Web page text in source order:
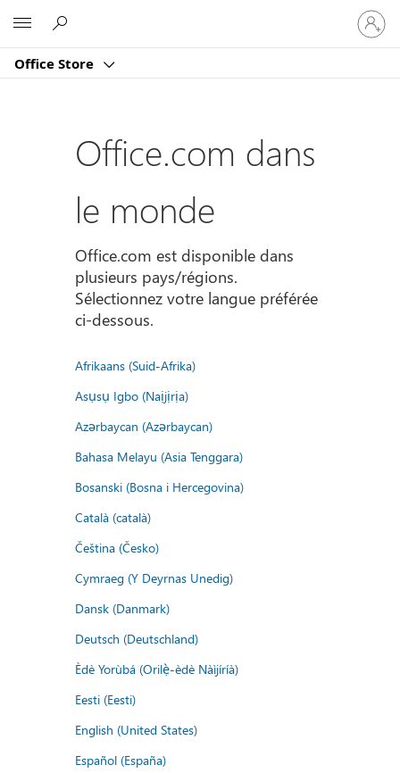
Office Store
vous
à
compte
Office.com dans
le monde
Office.com est disponible dans
plusieurs pays/régions.
Sélectionnez votre langue préférée
ci-dessous.
Afrikaans (Suid-Afrika)
Asụsụ Igbo (Naịjịrịa)
Azərbaycan (Azərbaycan)
Bahasa Melayu (Asia Tenggara)
Bosanski (Bosna i Hercegovina)
Català (català)
Čeština (Česko)
Cymraeg (Y Deyrnas Unedig)
Dansk (Danmark)
Deutsch (Deutschland)
Èdè Yorùbá (Orilẹ̀-èdè Nàìjíríà)
Eesti (Eesti)
English (United States)
Español (España)